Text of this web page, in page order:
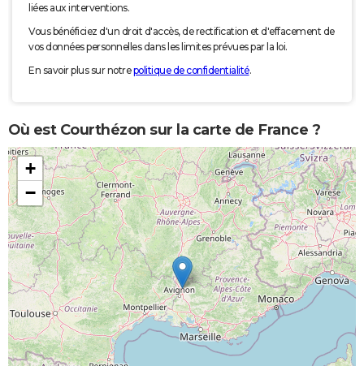
liées aux interventions.
Vous bénéficiez d'un droit d'accès, de rectification et d'effacement de
vos données personnelles dans les limites prévues par la loi.
En savoir plus sur notrepolitique de confidentialité.
Où est Courthézon sur la carte de France ?
+
−